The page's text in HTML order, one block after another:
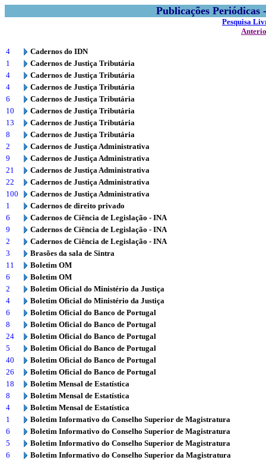
Publicações
Pesquisa
4
Cadernos do IDN
1
Cadernos de Justiça Tributária
4
Cadernos de Justiça Tributária
4
Cadernos de Justiça Tributária
6
Cadernos de Justiça Tributária
10
Cadernos de Justiça Tributária
13
Cadernos de Justiça Tributária
8
Cadernos de Justiça Tributária
2
Cadernos de Justiça Administrativa
9
Cadernos de Justiça Administrativa
21
Cadernos de Justiça Administrativa
22
Cadernos de Justiça Administrativa
100
Cadernos de Justiça Administrativa
1
Cadernos de direito privado
6
Cadernos de Ciência de Legislação - INA
9
Cadernos de Ciência de Legislação - INA
2
Cadernos de Ciência de Legislação - INA
3
Brasões da sala de Sintra
11
Boletim OM
6
Boletim OM
2
Boletim Oficial do Ministério da Justiça
4
Boletim Oficial do Ministério da Justiça
6
Boletim Oficial do Banco de Portugal
8
Boletim Oficial do Banco de Portugal
24
Boletim Oficial do Banco de Portugal
5
Boletim Oficial do Banco de Portugal
40
Boletim Oficial do Banco de Portugal
26
Boletim Oficial do Banco de Portugal
18
Boletim Mensal de Estatística
8
Boletim Mensal de Estatística
4
Boletim Mensal de Estatística
1
Boletim Informativo do Conselho Superior de Magistratura
6
Boletim Informativo do Conselho Superior de Magistratura
5
Boletim Informativo do Conselho Superior de Magistratura
6
Boletim Informativo do Conselho Superior da Magistratura